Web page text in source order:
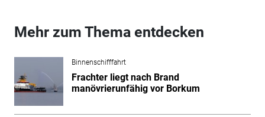
Mehr zum Thema entdecken
Binnenschifffahrt
Frachter liegt nach Brand
manövrierunfähig vor Borkum